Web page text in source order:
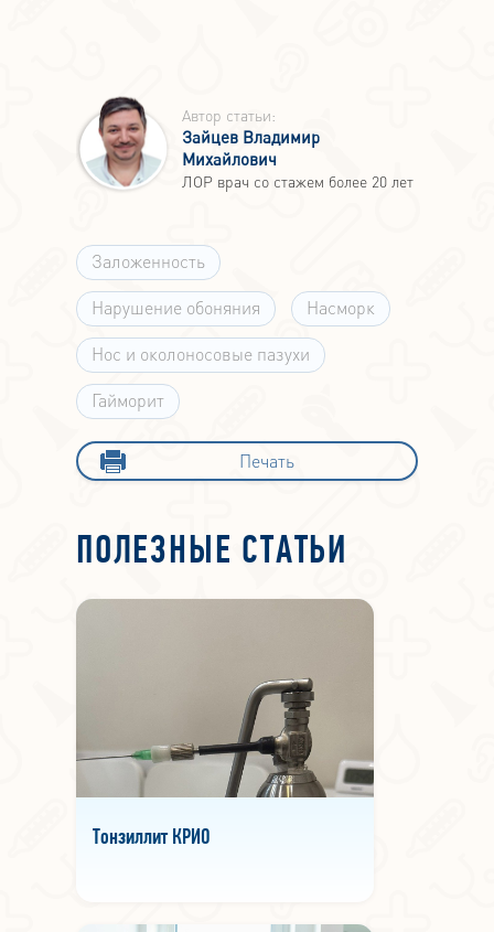
Автор статьи:
Зайцев Владимир
Михайлович
ЛОР врач со стажем более 20 лет
Заложенность
Нарушение обоняния
Насморк
Нос и околоносовые пазухи
Гайморит
Печать
ПОЛЕЗНЫЕ СТАТЬИ
Тонзиллит КРИО